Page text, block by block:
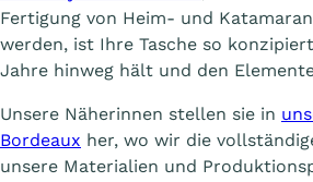
Fertigung von Heim- und
werden, ist Ihre Tasche so
Jahre hinweg hält und den
Unsere Näherinnen stellen sie in
Bordeaux her, wo wir die
unsere Materialien und